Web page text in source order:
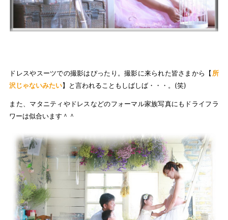
ドレスやスーツでの撮影はぴったり。撮影に来られた皆さまから【所
沢じゃないみたい】と言われることもしばしば・・・。(笑)
また、マタニティやドレスなどのフォーマル家族写真にもドライフラ
ワーは似合います＾＾